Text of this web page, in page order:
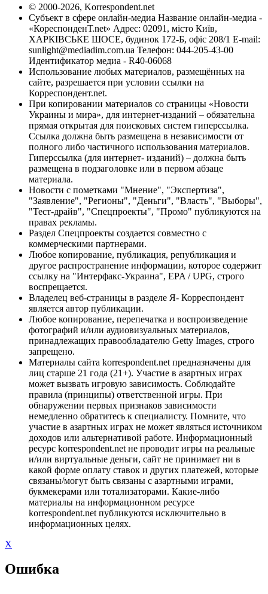
© 2000-2026, Korrespondent.net
Субъект в сфере онлайн-медиа Название онлайн-медиа -
«КореспонденТ.net» Адрес: 02091, місто Київ,
ХАРКІВСЬКЕ ШОСЕ, будинок 172-Б, офіс 208/1 E-mail:
sunlight@mediadim.com.ua Телефон: 044-205-43-00
Идентификатор медиа - R40-06068
Использование любых материалов, размещённых на
сайте, разрешается при условии ссылки на
Корреспондент.net.
При копировании материалов со страницы «Новости
Украины и мира», для интернет-изданий – обязательна
прямая открытая для поисковых систем гиперссылка.
Ссылка должна быть размещена в независимости от
полного либо частичного использования материалов.
Гиперссылка (для интернет- изданий) – должна быть
размещена в подзаголовке или в первом абзаце
материала.
Новости с пометками "Мнение", "Экспертиза",
"Заявление", "Регионы", "Деньги", "Власть", "Выборы",
"Тест-драйв", "Спецпроекты", "Промо" публикуются на
правах рекламы.
Раздел Спецпроекты создается совместно с
коммерческими партнерами.
Любое копирование, публикация, републикация и
другое распространение информации, которое содержит
ссылку на "Интерфакс-Украина", EPA / UPG, строго
воспрещается.
Владелец веб-страницы в разделе Я- Корреспондент
является автор публикации.
Любое копирование, перепечатка и воспроизведение
фотографий и/или аудиовизуальных материалов,
принадлежащих правообладателю Getty Images, строго
запрещено.
Материалы сайта korrespondent.net предназначены для
лиц старше 21 года (21+). Участие в азартных играх
может вызвать игровую зависимость. Соблюдайте
правила (принципы) ответственной игры. При
обнаружении первых признаков зависимости
немедленно обратитесь к специалисту. Помните, что
участие в азартных играх не может являться источником
доходов или альтернативой работе. Информационный
ресурс korrespondent.net не проводит игры на реальные
и/или виртуальные деньги, сайт не принимает ни в
какой форме оплату ставок и других платежей, которые
связаны/могут быть связаны с азартными играми,
букмекерами или тотализаторами. Какие-либо
материалы на информационном ресурсе
korrespondent.net публикуются исключительно в
информационных целях.
X
Ошибка